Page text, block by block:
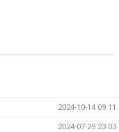
2024-10-14 09:11
2024-07-29 23:03